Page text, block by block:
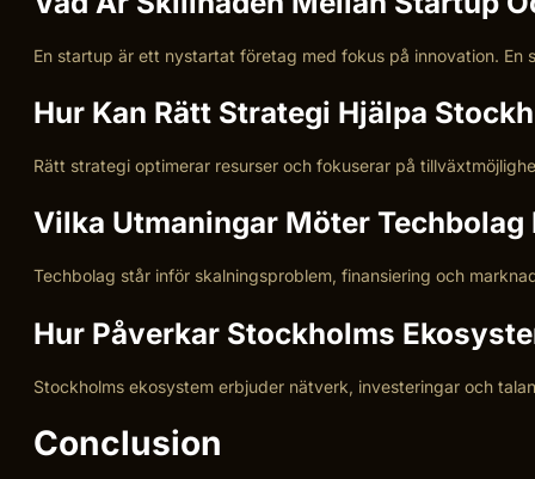
En startup är ett nystartat företag med fokus på innovation.
Hur Kan Rätt Strategi Hjälpa
Rätt strategi optimerar resurser och fokuserar på
Vilka Utmaningar Möter
Techbolag står inför skalningsproblem, finansiering och
Hur Påverkar Stockholms
Stockholms ekosystem erbjuder nätverk, investeringar och
Conclusion